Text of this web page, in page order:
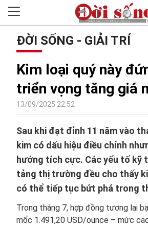
ĐỜI SỐNG - GIẢI TRÍ
Kim loại quý này
triển vọng tăng giá
13/09/2025 22:52
Sau khi đạt đỉnh 11 năm vào
kim có dấu hiệu điều chỉnh
hướng tích cực. Các yếu tố kỹ
tảng thị trường đều cho thấy
có thể tiếp tục bứt phá trong
Trong tháng 7, hợp đồng tương lai
mốc 1.491,20 USD/ounce – mức